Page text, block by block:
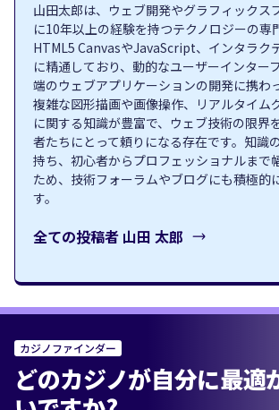
山田太郎は、ウェブ開発やグラフィックス
に10年以上の経験を持つテクノロジーの専
HTML5 CanvasやJavaScript、インタラク
に精通しており、動的なユーザーインター
端のウェブアプリケーションの開発に携わ
複雑な図形描画や画像操作、リアルタイム
に関する知識が豊富で、ウェブ技術の限界
者たちにとって頼りになる存在です。知識
持ち、初心者からプロフェッショナルまで
ため、技術フォーラムやブログにも積極的
す。
全ての投稿者 山田 太郎
カジノファインダー
どのカジノが自分に最適